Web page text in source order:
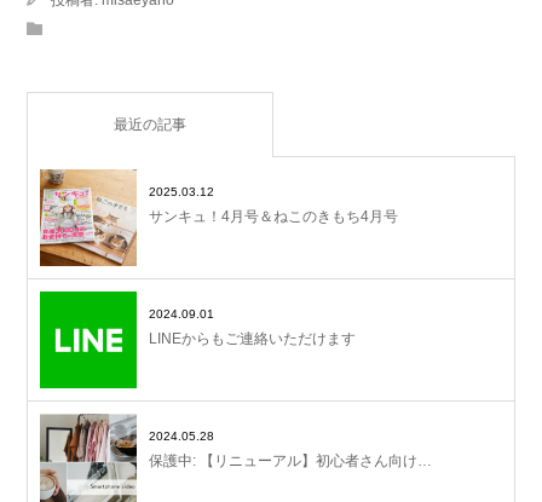
最近の記事
2025.03.12
サンキュ！4月号＆ねこのきもち4月号
2024.09.01
LINEからもご連絡いただけます
2024.05.28
保護中: 【リニューアル】初心者さん向け…